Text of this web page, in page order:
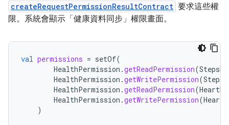
createRequestPermissionResultContract 要求這些權
限。系統會顯示「健康資料同步」權限畫面。
val permissions = setOf(
HealthPermission .getReadPermission(
HealthPermission .getWritePermission(
HealthPermission .getReadPermission(
HealthPermission .getWritePermission(
)